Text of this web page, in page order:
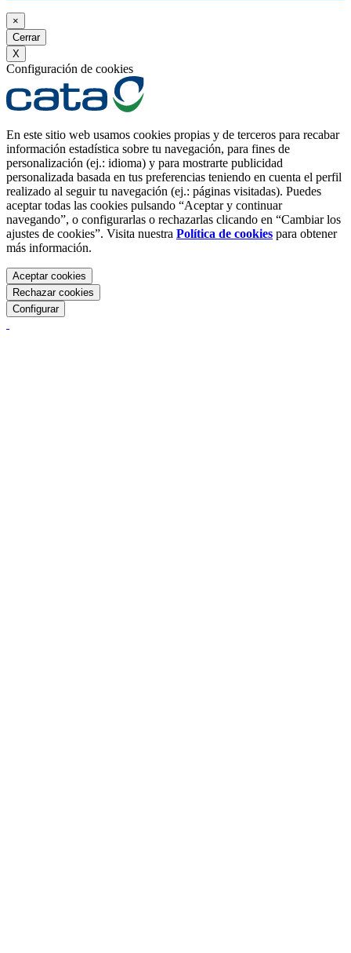
×
Cerrar
X
Configuración de cookies
En este sitio web usamos cookies propias y de terceros para recabar
información estadística sobre tu navegación, para fines de
personalización (ej.: idioma) y para mostrarte publicidad
personalizada basada en tus preferencias teniendo en cuenta el perfil
realizado al seguir tu navegación (ej.: páginas visitadas). Puedes
aceptar todas las cookies pulsando “Aceptar y continuar
navegando”, o configurarlas o rechazarlas clicando en “Cambiar los
ajustes de cookies”. Visita nuestra Política de cookies para obtener
más información.
Aceptar cookies
Rechazar cookies
Configurar